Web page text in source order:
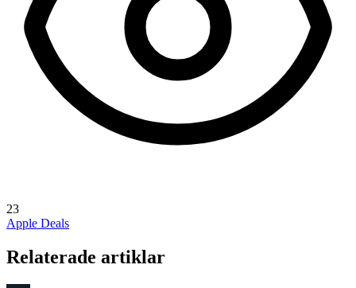
23
Apple Deals
Relaterade artiklar